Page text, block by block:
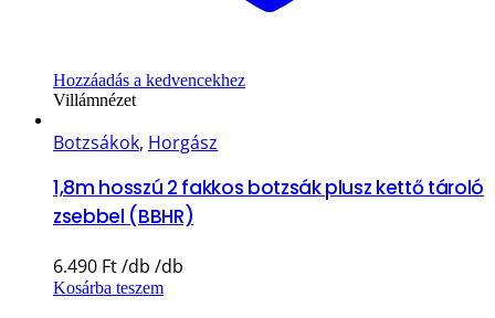
Hozzáadás a kedvencekhez
Villámnézet
Botzsákok, Horgász
1,8m hosszú 2 fakkos botzsák plusz kettő tároló
zsebbel (BBHR)
6.490 Ft
Kosárba teszem